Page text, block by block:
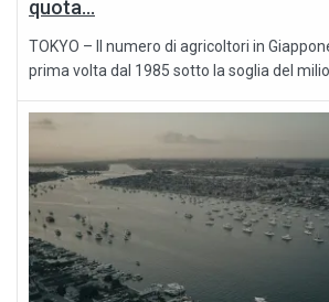
quota...
TOKYO – Il numero di agricoltori in
prima volta dal 1985 sotto la soglia del